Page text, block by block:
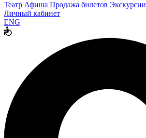
Театр Афиша Продажа билетов Экскурсии
Личный кабинет
ENG